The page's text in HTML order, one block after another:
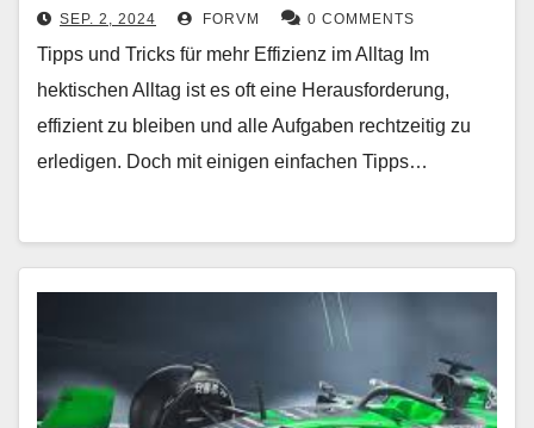
SEP. 2, 2024 FORVM 0 COMMENTS
Tipps und Tricks für mehr Effizienz im Alltag Im
hektischen Alltag ist es oft eine Herausforderung,
effizient zu bleiben und alle Aufgaben rechtzeitig zu
erledigen. Doch mit einigen einfachen Tipps…